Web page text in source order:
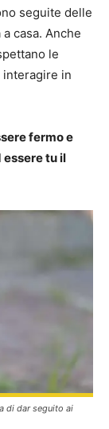
seguite delle
casa. Anche
le
interagire in
fermo e
essere tu il
di dar seguito ai